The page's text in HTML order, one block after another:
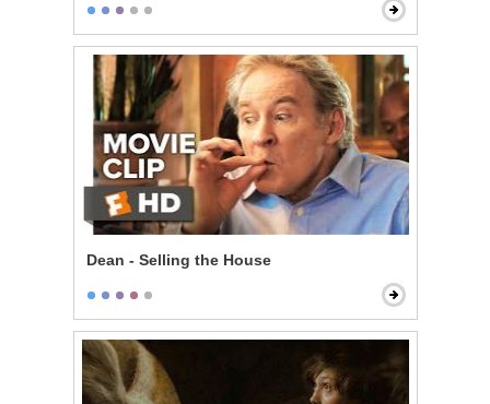
Dean - Selling the House